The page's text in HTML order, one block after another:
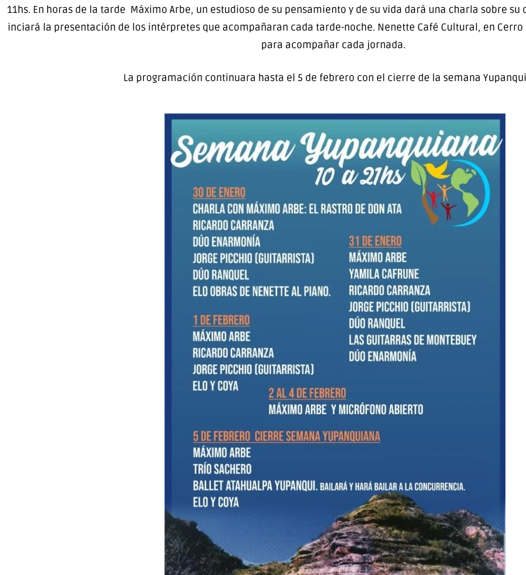
11hs. En horas de la tarde Máximo Arbe, un estudioso de su pensamiento y de su vida dará una charla sobre su
inciará la presentación de los intérpretes que acompañaran cada tarde-noche. Nenette Café Cultural, en
para acompañar cada jornada.
La programación continuara hasta el 5 de febrero con el cierre de la semana